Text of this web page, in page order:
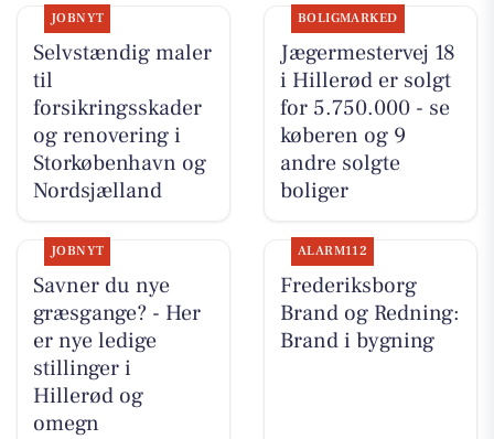
JOBNYT
Selvstændig maler
til
forsikringsskader
og renovering i
Storkøbenhavn og
Nordsjælland
BOLIGMARKED
Jægermestervej 18
i Hillerød er solgt
for 5.750.000 - se
køberen og 9
andre solgte
boliger
JOBNYT
Savner du nye
græsgange? - Her
er nye ledige
stillinger i
Hillerød og
omegn
ALARM112
Frederiksborg
Brand og Redning:
Brand i bygning